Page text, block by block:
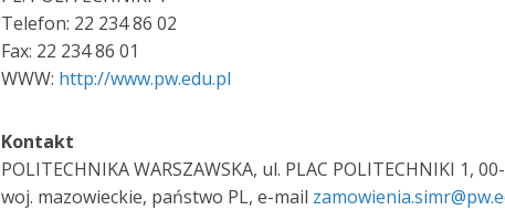
Telefon: 22 234 86 02
Fax: 22 234 86 01
WWW: http://www.pw.edu.pl
Kontakt
POLITECHNIKA WARSZAWSKA, ul. PLAC POLITECHNIKI 1,
woj. mazowieckie, państwo PL, e-mail